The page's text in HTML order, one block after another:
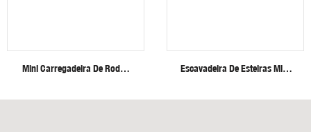
Mini Carregadeira De Rodas
Estado De Nova.
Escavadeira De Esteiras Mini
De 4 Toneladas, Para